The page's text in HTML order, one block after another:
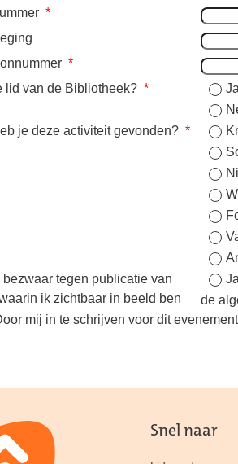
*
*
lid van de Bibliotheek? *
Ja
je deze activiteit gevonden? *
bezwaar tegen publicatie van
ik zichtbaar in beeld ben
Ja
de
mij in te schrijven voor dit
Snel naar